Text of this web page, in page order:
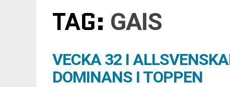
TAG: GAIS
VECKA 32 I
DOMINANS I TOPPEN